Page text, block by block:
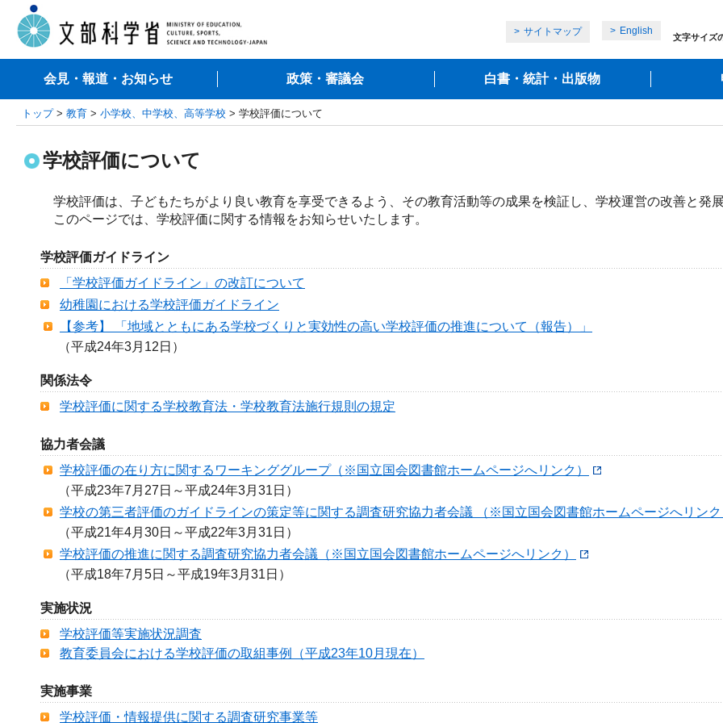
サイトマップ English
文字サイズ
会見・報道・お知らせ 政策・審議会 白書・統計・出版物
トップ> 教育 > 小学校、中学校、高等学校 > 学校評価について
学校評価について
学校評価は、子どもたちがより良い教育を享受できるよう、その教育活動等の成果を検証し、学校運営の改善と発
このページでは、学校評価に関する情報をお知らせいたします。
学校評価ガイドライン
「学校評価ガイドライン」の改訂について
幼稚園における学校評価ガイドライン
【参考】 「地域とともにある学校づくりと実効性の高い学校評価の推進について（報告）」
（平成24年3月12日）
関係法令
学校評価に関する学校教育法・学校教育法施行規則の規定
協力者会議
学校評価の在り方に関するワーキンググループ（※国立国会図書館ホームページへリンク）
（平成23年7月27日～平成24年3月31日）
学校の第三者評価のガイドラインの策定等に関する調査研究協力者会議 （※国立国会図書館ホームページへリン
（平成21年4月30日～平成22年3月31日）
学校評価の推進に関する調査研究協力者会議（※国立国会図書館ホームページへリンク）
（平成18年7月5日～平成19年3月31日）
実施状況
学校評価等実施状況調査
教育委員会における学校評価の取組事例（平成23年10月現在）
実施事業
学校評価・情報提供に関する調査研究事業等